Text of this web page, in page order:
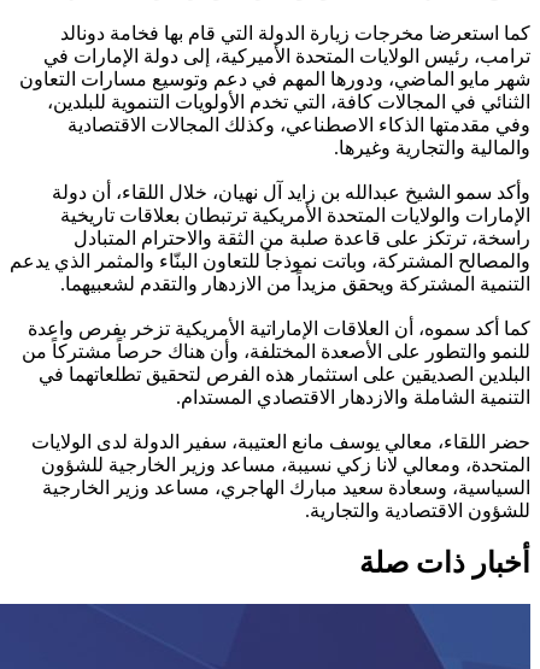
كما استعرضا مخرجات زيارة الدولة التي قام بها فخامة دونالد
ترامب، رئيس الولايات المتحدة الأميركية، إلى دولة الإمارات في
شهر مايو الماضي، ودورها المهم في دعم وتوسيع مسارات التعاون
الثنائي في المجالات كافة، التي تخدم الأولويات التنموية للبلدين،
وفي مقدمتها الذكاء الاصطناعي، وكذلك المجالات الاقتصادية
والمالية والتجارية وغيرها.
وأكد سمو الشيخ عبدالله بن زايد آل نهيان، خلال اللقاء، أن دولة
الإمارات والولايات المتحدة الأمريكية ترتبطان بعلاقات تاريخية
راسخة، ترتكز على قاعدة صلبة من الثقة والاحترام المتبادل
والمصالح المشتركة، وباتت نموذجاً للتعاون البنّاء والمثمر الذي يدعم
التنمية المشتركة ويحقق مزيداً من الازدهار والتقدم لشعبيهما.
كما أكد سموه، أن العلاقات الإماراتية الأمريكية تزخر بفرص واعدة
للنمو والتطور على الأصعدة المختلفة، وأن هناك حرصاً مشتركاً من
البلدين الصديقين على استثمار هذه الفرص لتحقيق تطلعاتهما في
التنمية الشاملة والازدهار الاقتصادي المستدام.
حضر اللقاء، معالي يوسف مانع العتيبة، سفير الدولة لدى الولايات
المتحدة، ومعالي لانا زكي نسيبة، مساعد وزير الخارجية للشؤون
السياسية، وسعادة سعيد مبارك الهاجري، مساعد وزير الخارجية
للشؤون الاقتصادية والتجارية.
أخبار ذات صلة